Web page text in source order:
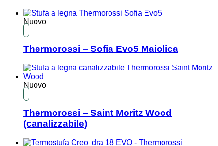
Nuovo
Thermorossi – Sofia Evo5 Maiolica
Nuovo
Thermorossi – Saint Moritz Wood
(canalizzabile)